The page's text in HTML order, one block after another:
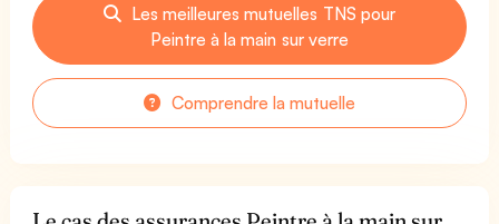
Les meilleures mutuelles TNS pour
Peintre à la main sur verre
Comprendre la mutuelle